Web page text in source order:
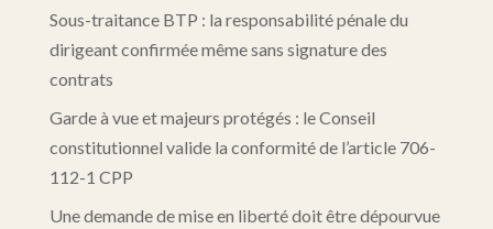
Sous-traitance BTP : la responsabilité pénale du
dirigeant confirmée même sans signature des
contrats
Garde à vue et majeurs protégés : le Conseil
constitutionnel valide la conformité de l’article 706-
112-1 CPP
Une demande de mise en liberté doit être dépourvue